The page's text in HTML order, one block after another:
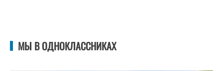
МЫ В ОДНОКЛАССНИКАХ